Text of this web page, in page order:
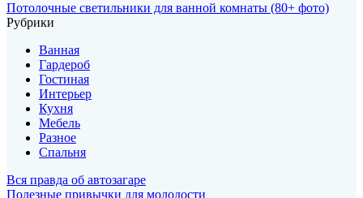
Потолочные светильники для ванной комнаты (80+ фото)
Рубрики
Ванная
Гардероб
Гостиная
Интерьер
Кухня
Мебель
Разное
Спальня
Вся правда об автозагаре
Полезные привычки для молодости